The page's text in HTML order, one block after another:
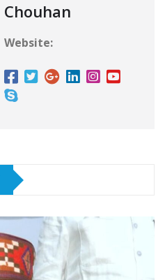
Chouhan
Website: